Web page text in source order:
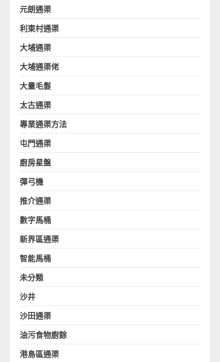
元朗通渠
利東村通渠
大埔通渠
大埔通渠佬
大量毛髮
太古通渠
專業通渠方法
屯門通渠
廚房星盤
彈弓機
推介通渠
數字馬桶
新界區通渠
智能馬桶
未分類
沙井
沙田通渠
油污食物廚餘
港島區通渠